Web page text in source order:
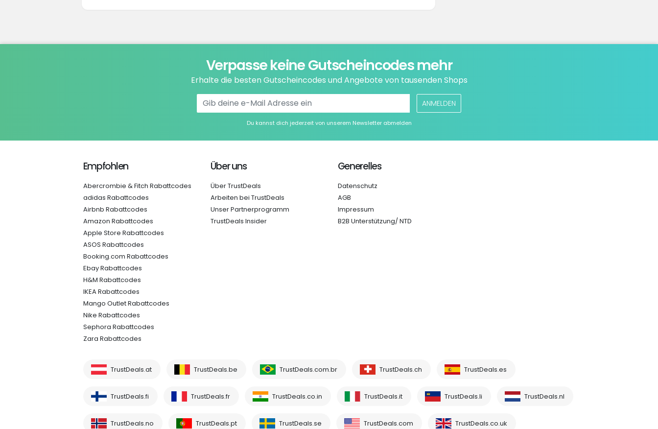
Verpasse keine Gutscheincodes mehr
Erhalte die besten Gutscheincodes und Angebote von tausenden Shops
ANMELDEN
Du kannst dich jederzeit von unserem Newsletter abmelden
Empfohlen
Abercrombie & Fitch Rabattcodes
adidas Rabattcodes
Airbnb Rabattcodes
Amazon Rabattcodes
Apple Store Rabattcodes
ASOS Rabattcodes
Booking.com Rabattcodes
Ebay Rabattcodes
H&M Rabattcodes
IKEA Rabattcodes
Mango Outlet Rabattcodes
Nike Rabattcodes
Sephora Rabattcodes
Zara Rabattcodes
Über uns
Über TrustDeals
Arbeiten bei TrustDeals
Unser Partnerprogramm
TrustDeals Insider
Generelles
Datenschutz
AGB
Impressum
B2B Unterstützung/ NTD
TrustDeals.at TrustDeals.be TrustDeals.com.br TrustDeals.ch TrustDeals.es
TrustDeals.fi TrustDeals.fr TrustDeals.co.in TrustDeals.it TrustDeals.li TrustDeals.nl
TrustDeals.no TrustDeals.pt TrustDeals.se TrustDeals.com TrustDeals.co.uk